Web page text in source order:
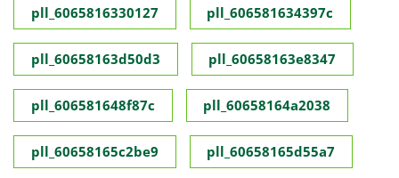
pll_6065816330127 pll_606581634397c
pll_60658163d50d3 pll_60658163e8347
pll_606581648f87c pll_60658164a2038
pll_60658165c2be9 pll_60658165d55a7